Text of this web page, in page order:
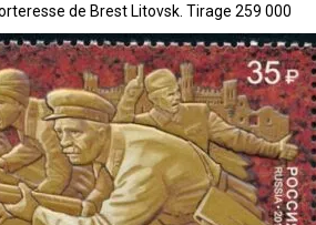
de Brest Litovsk. Tirage 259 000